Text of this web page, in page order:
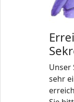
Unser
sehr